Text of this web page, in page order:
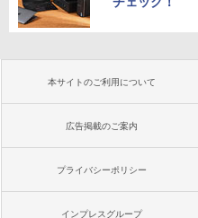
本サイトのご利用について
広告掲載のご案内
プライバシーポリシー
インプレスグループ